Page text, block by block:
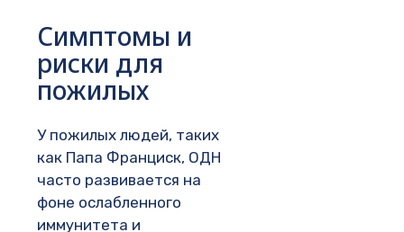
Симптомы и
риски для
пожилых
У пожилых людей, таких
как Папа Франциск, ОДН
часто развивается на
фоне ослабленного
иммунитета и